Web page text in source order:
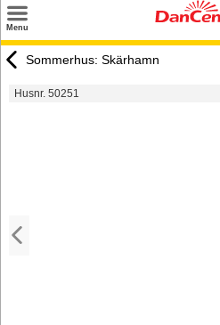
Menu
Tilbud
Sommerhus: Skärhamn
Husnr. 50251